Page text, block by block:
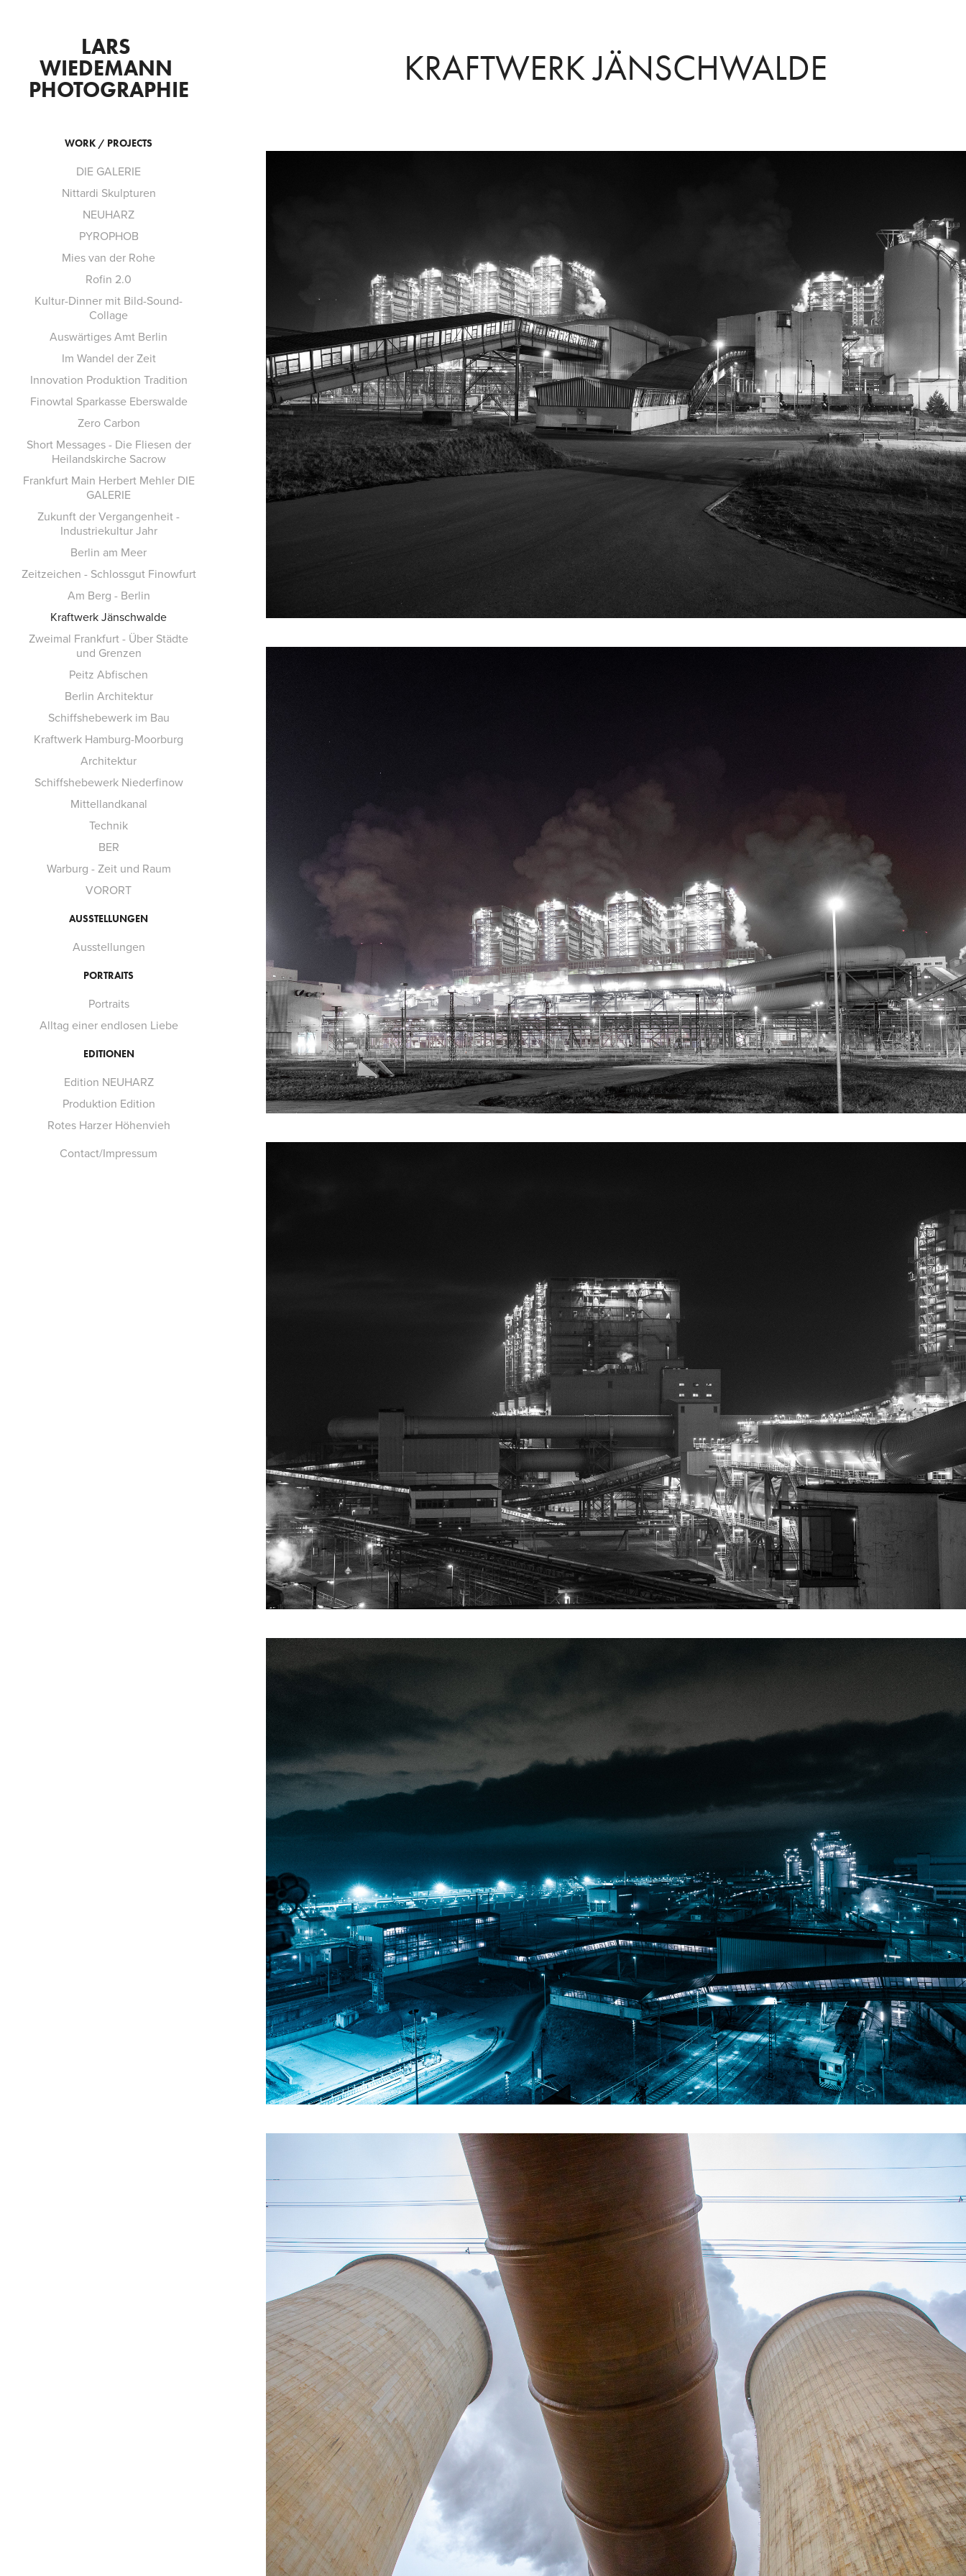
LARS
WIEDEMANN
PHOTOGRAPHIE
WORK / PROJECTS
DIE GALERIE
Nittardi Skulpturen
NEUHARZ
PYROPHOB
Mies van der Rohe
Rofin 2.0
Kultur-Dinner mit Bild-Sound-
Collage
Auswärtiges Amt Berlin
Im Wandel der Zeit
Innovation Produktion Tradition
Finowtal Sparkasse Eberswalde
Zero Carbon
Short Messages - Die Fliesen der
Heilandskirche Sacrow
Frankfurt Main Herbert Mehler DIE
GALERIE
Zukunft der Vergangenheit -
Industriekultur Jahr
Berlin am Meer
Zeitzeichen - Schlossgut Finowfurt
Am Berg - Berlin
Kraftwerk Jänschwalde
Zweimal Frankfurt - Über Städte
und Grenzen
Peitz Abfischen
Berlin Architektur
Schiffshebewerk im Bau
Kraftwerk Hamburg-Moorburg
Architektur
Schiffshebewerk Niederfinow
Mittellandkanal
Technik
BER
Warburg - Zeit und Raum
VORORT
AUSSTELLUNGEN
Ausstellungen
PORTRAITS
Portraits
Alltag einer endlosen Liebe
EDITIONEN
Edition NEUHARZ
Produktion Edition
Rotes Harzer Höhenvieh
Contact/Impressum
KRAFTWERK JÄNSCHWALDE